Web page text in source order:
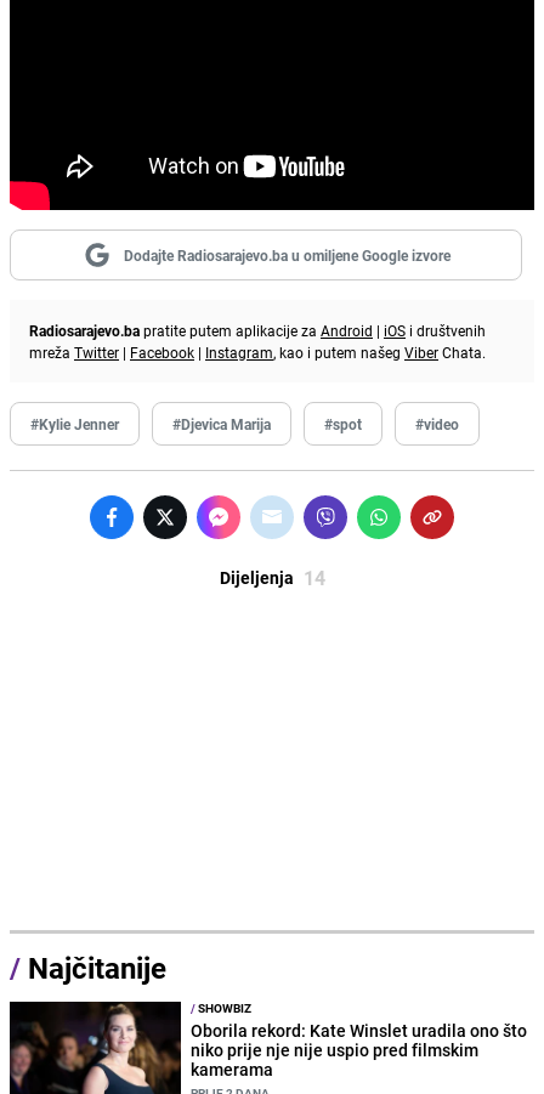
Dodajte Radiosarajevo.ba u omiljene Google izvore
Radiosarajevo.bapratite putem aplikacije za Android | iOS i društvenih
mreža Twitter | Facebook | Instagram, kao i putem našeg ViberChata.
#Kylie Jenner #Djevica Marija #spot #video
Dijeljenja 14
/ Najčitanije
/SHOWBIZ
Oborila rekord: Kate Winslet uradila ono što
niko prije nje nije uspio pred filmskim
kamerama